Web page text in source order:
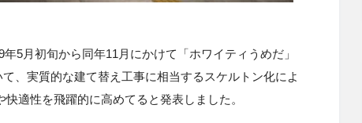
5月初旬から同年11月にかけて「ホワイティうめだ」
、実質的な建て替え工事に相当するスケルトン化によ
適性を飛躍的に高めてると発表しました。